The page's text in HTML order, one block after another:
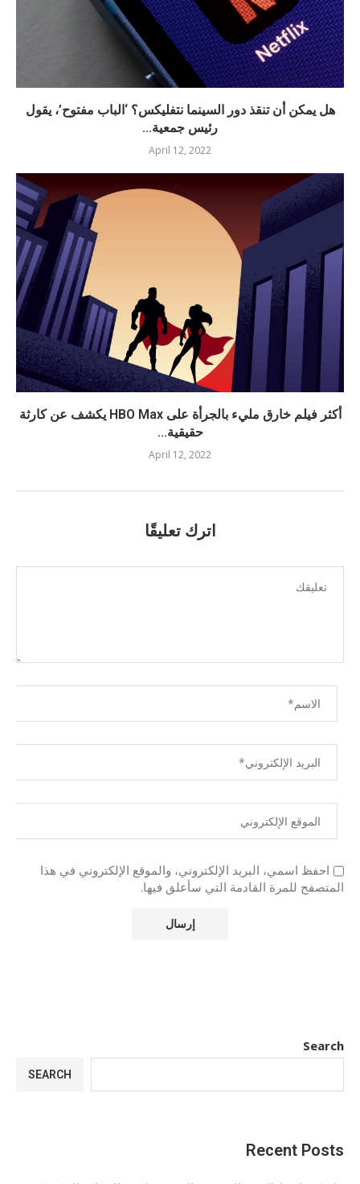
هل يمكن أن تنقذ دور السينما نتفليكس؟ ‘الباب مفتوح’، يقول
رئيس جمعية...
April 12, 2022
أكثر فيلم خارق مليء بالجرأة على HBO Max يكشف عن كارثة
حقيقية...
April 12, 2022
اترك تعليقًا
احفظ اسمي، البريد الإلكتروني، والموقع الإلكتروني في هذا
المتصفح للمرة القادمة التي سأعلق فيها.
Search
SEARCH
Recent Posts